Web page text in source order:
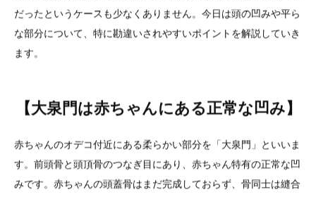
だったというケースも少なくありません。今日は頭の凹みや平ら
な部分について、特に勘違いされやすいポイントを解説していき
ます。
【大泉門は赤ちゃんにある正常な凹み】
赤ちゃんのオデコ付近にある柔らかい部分を「大泉門」といいま
す。前頭骨と頭頂骨のつなぎ目にあり、赤ちゃん特有の正常な凹
みです。赤ちゃんの頭蓋骨はまだ完成しておらず、骨同士は縫合